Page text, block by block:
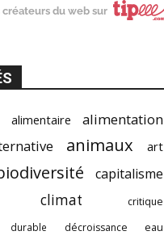
du web sur
alimentaire alimentation
animaux art
capitalisme
climat
critique
durable décroissance eau